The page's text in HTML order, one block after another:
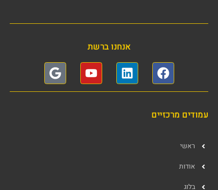
אנחנו ברשת
עמודים מרכזיים
ראשי
אודות
בלוג